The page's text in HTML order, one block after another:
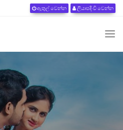
ඇතුල් වෙන්න ලියාපදිංචි වෙන්න